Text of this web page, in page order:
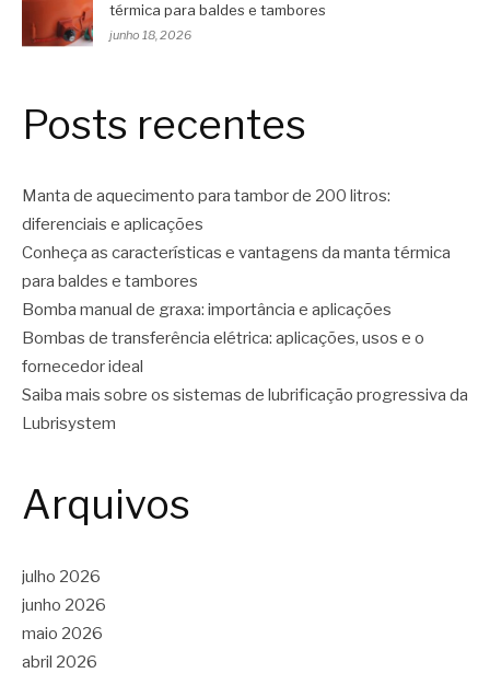
térmica para baldes e tambores
junho 18, 2026
Posts recentes
Manta de aquecimento para tambor de 200 litros:
diferenciais e aplicações
Conheça as características e vantagens da manta térmica
para baldes e tambores
Bomba manual de graxa: importância e aplicações
Bombas de transferência elétrica: aplicações, usos e o
fornecedor ideal
Saiba mais sobre os sistemas de lubrificação progressiva da
Lubrisystem
Arquivos
julho 2026
junho 2026
maio 2026
abril 2026